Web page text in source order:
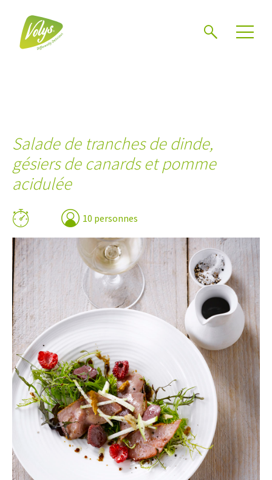
Salade de tranches de dinde,
gésiers de canards et pomme
acidulée
10 personnes